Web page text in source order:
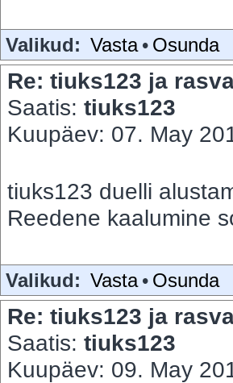
Valikud: Vasta • Osunda
Re: tiuks123 ja
Saatis: tiuks123
Kuupäev: 07. May
tiuks123 duelli
Reedene kaalumine
Valikud: Vasta • Osunda
Re: tiuks123 ja
Saatis: tiuks123
Kuupäev: 09. May